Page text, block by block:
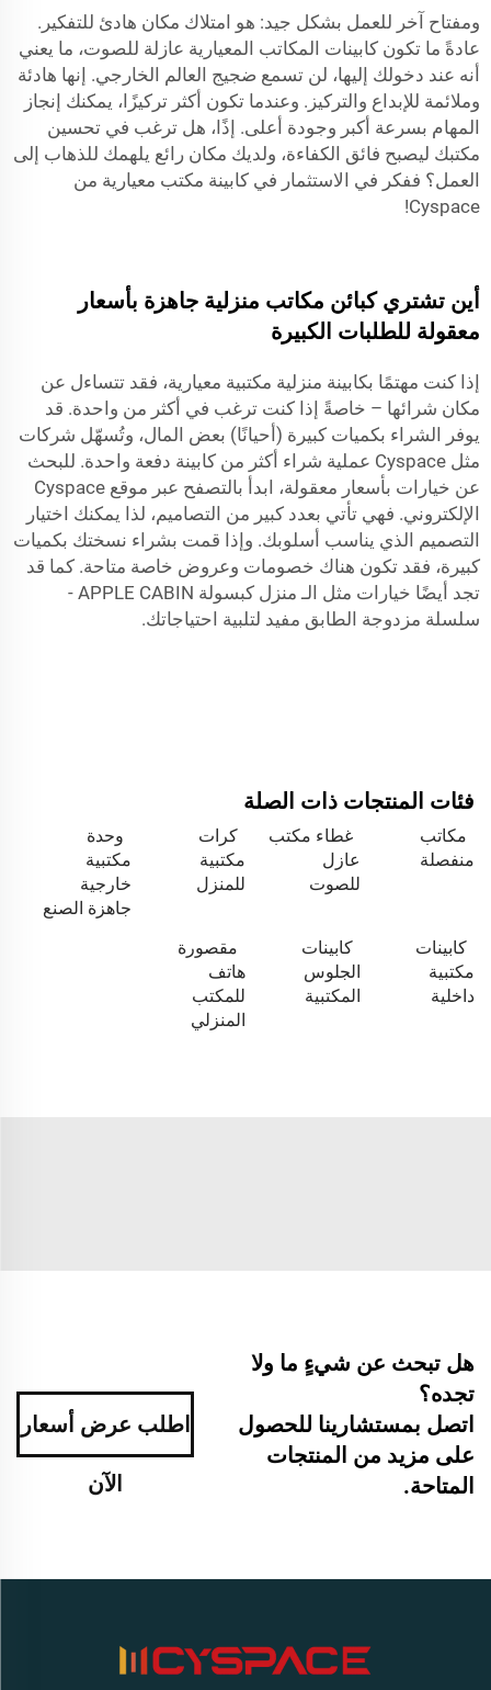
ومفتاح آخر للعمل بشكل جيد: هو امتلاك مكان هادئ للتفكير.
عادةً ما تكون كابينات المكاتب المعيارية عازلة للصوت، ما يعني
أنه عند دخولك إليها، لن تسمع ضجيج العالم الخارجي. إنها هادئة
وملائمة للإبداع والتركيز. وعندما تكون أكثر تركيزًا، يمكنك إنجاز
المهام بسرعة أكبر وجودة أعلى. إذًا، هل ترغب في تحسين
مكتبك ليصبح فائق الكفاءة، ولديك مكان رائع يلهمك للذهاب إلى
العمل؟ ففكر في الاستثمار في كابينة مكتب معيارية من
Cyspace!
أين تشتري كبائن مكاتب منزلية جاهزة بأسعار
معقولة للطلبات الكبيرة
إذا كنت مهتمًا بكابينة منزلية مكتبية معيارية، فقد تتساءل عن
مكان شرائها – خاصةً إذا كنت ترغب في أكثر من واحدة. قد
يوفر الشراء بكميات كبيرة (أحيانًا) بعض المال، وتُسهّل شركات
مثل Cyspace عملية شراء أكثر من كابينة دفعة واحدة. للبحث
عن خيارات بأسعار معقولة، ابدأ بالتصفح عبر موقع Cyspace
الإلكتروني. فهي تأتي بعدد كبير من التصاميم، لذا يمكنك اختيار
التصميم الذي يناسب أسلوبك. وإذا قمت بشراء نسختك بكميات
كبيرة، فقد تكون هناك خصومات وعروض خاصة متاحة. كما قد
تجد أيضًا خيارات مثل الـ
منزل كبسولة APPLE CABIN -
سلسلة مزدوجة الطابق مفيد لتلبية احتياجاتك.
فئات المنتجات ذات الصلة
مكاتب
منفصلة
غطاء مكتب
عازل
للصوت
كرات
مكتبية
للمنزل
وحدة
مكتبية
خارجية
جاهزة الصنع
كابينات
مكتبية
داخلية
كابينات
الجلوس
المكتبية
مقصورة
هاتف
للمكتب
المنزلي
هل تبحث عن شيءٍ ما ولا
تجده؟
اتصل بمستشارينا للحصول
على مزيد من المنتجات
المتاحة.
اطلب عرض أسعار
الآن